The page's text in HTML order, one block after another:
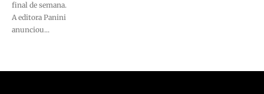
final de semana.
A editora Panini
anunciou...